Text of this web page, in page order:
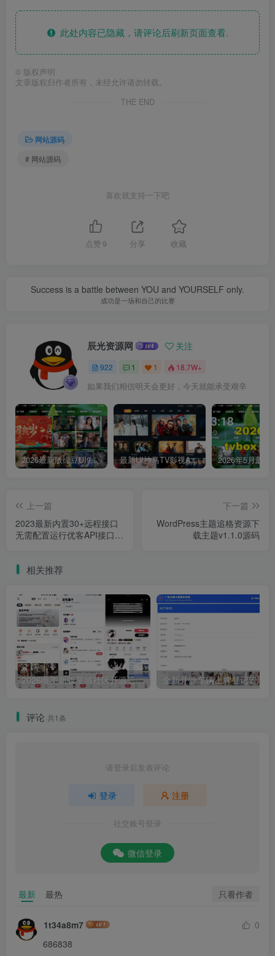
此处内容已隐藏，请评论后刷新页面查看.
© 版权声明
文章版权归作者所有，未经允许请勿转载。
THE END
网站源码
# 网站源码
喜欢就支持一下吧
点赞 9 分享 收藏
Success is a battle between YOU and YOURSELF only.
成功是一场和自己的比赛
辰光资源网 关注
922 1 1 18.7W+
如果我们相信明天会更好，今天就能承受艰辛
2026最新版绿豆UI9双端影视APP源码 最新UI神马TV影视APP源码 乐檬影视苹果CMS后台 包含前后端源码
上一篇
2023最新内置30+远程接口
无需配置运行优客API接口管
下一篇
WordPress主题追格资源下
载主题v1.1.0源码
相关推荐
2026唯美新版星域社区开源三端APP源码
评论 共1条
请登录后发表评论
登录 注册
社交账号登录
微信登录
最新 最热 只看作者
1t34a8m7
0
686838